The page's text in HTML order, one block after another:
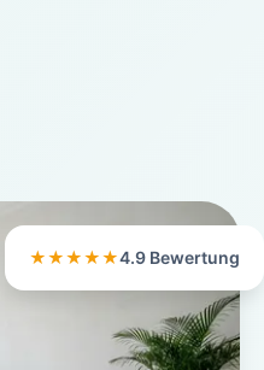
★★★★★4.9 Bewertung